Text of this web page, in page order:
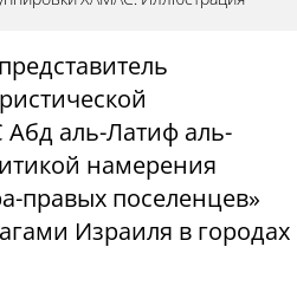
аль-Латиф аль-
намерения
правых поселенцев»
Израиля в городах